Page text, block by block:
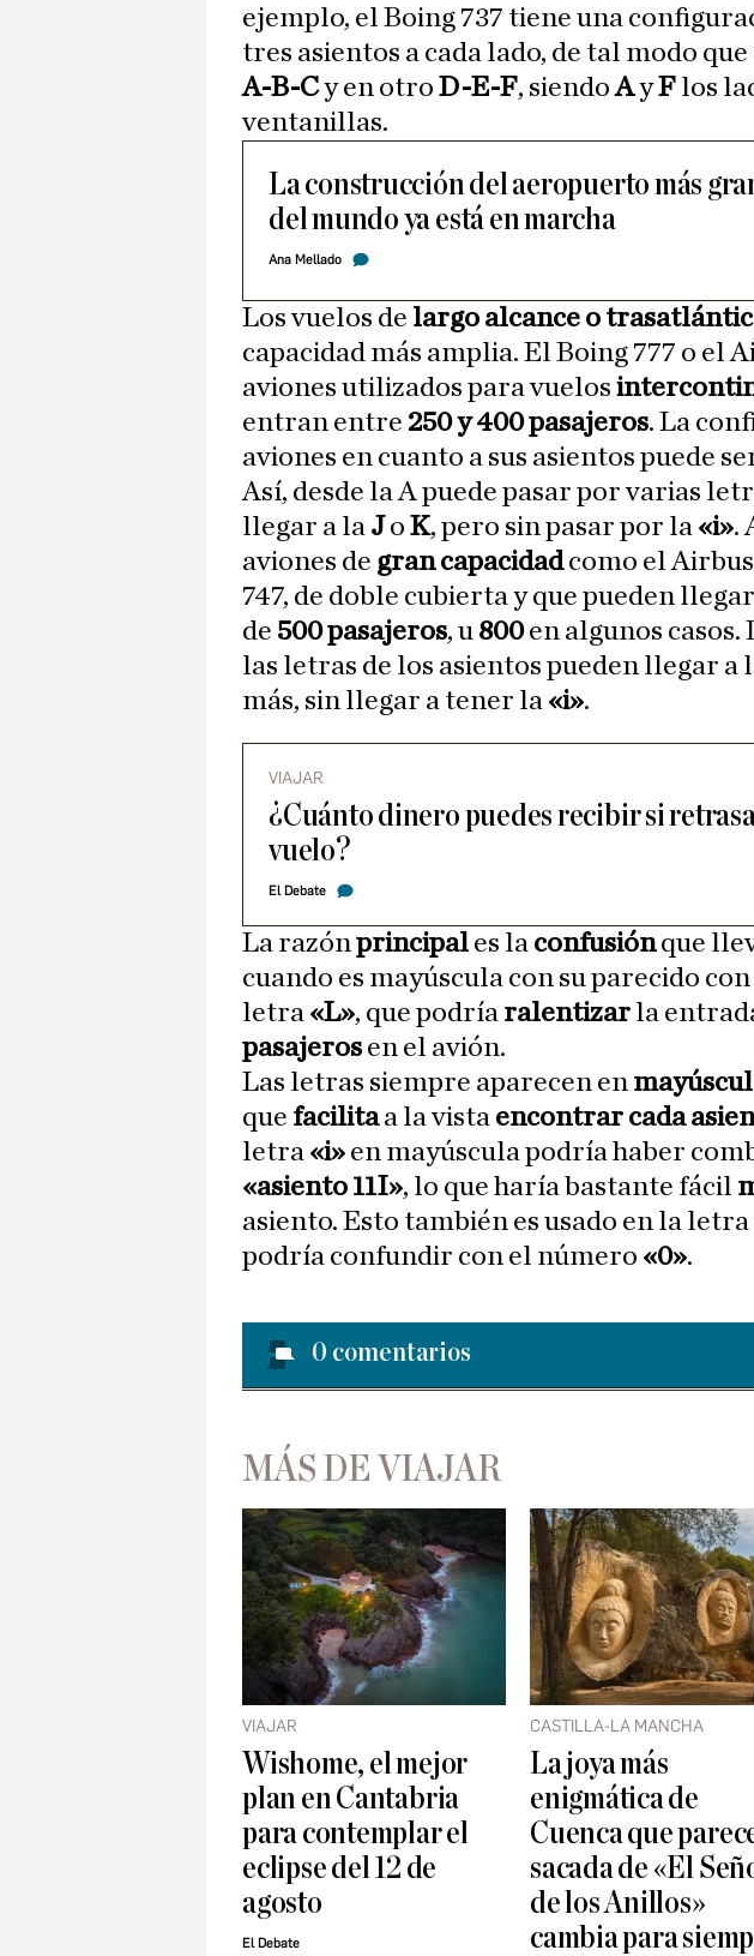
ejemplo, el Boing 737 tiene una
tres asientos a cada lado, de tal modo
A-B-Cy en otro D-E-F, siendoAyF los
ventanillas.
La construcción del aeropuerto más
del mundo ya está en marcha
Ana Mellado
Los vuelos de largo alcance o
capacidad más amplia. El Boing 777 o el
aviones utilizados para vuelos
entran entre 250 y 400 pasajeros. La
aviones en cuanto a sus asientos puede
Así, desde la A puede pasar por varias
llegar a la Jo K, pero sin pasar por la «i».
aviones de gran capacidadcomo el
747, de doble cubierta y que pueden
de 500 pasajeros, u 800en algunos
las letras de los asientos pueden llegar a
más, sin llegar a tener la «i».
VIAJAR
¿Cuánto dinero puedes recibir si
vuelo?
El Debate
La razónprincipal es la confusiónque
cuando es mayúscula con su parecido
letra «L», que podría ralentizar la
pasajeros en el avión.
Las letras siempre aparecen en
que facilitaa la vista encontrar cada
letra «i» en mayúscula podría haber
«asiento 11I», lo que haría bastante fácil
asiento. Esto también es usado en la letra
podría confundir con el número «0».
0 comentarios
MÁS DE VIAJAR
VIAJAR
Wishome, el mejor
plan en Cantabria
para contemplar el
eclipse del 12 de
agosto
El Debate
CASTILLA-LA MANCHA
La joya más
enigmática de
Cuenca que
sacada de «El
de los Anillos»
cambia para